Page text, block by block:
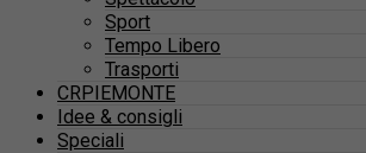
Sport
Tempo Libero
Trasporti
CRPIEMONTE
Idee & consigli
Speciali